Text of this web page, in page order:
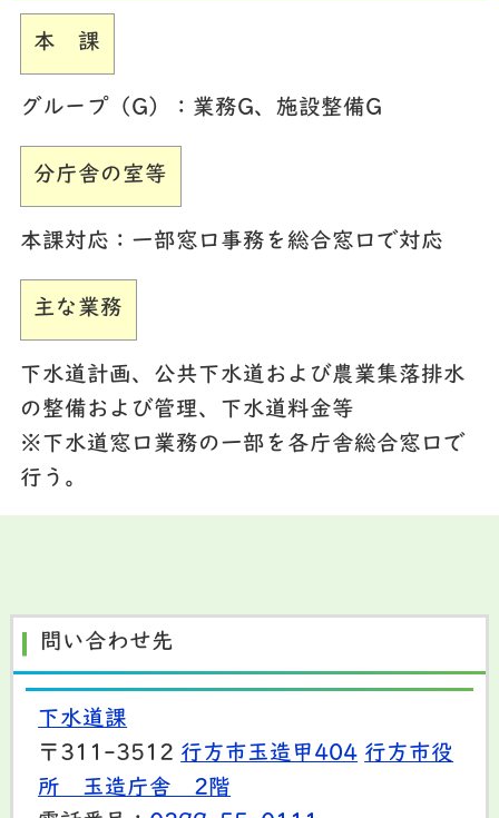
本 課
グループ（G） ：業務G、施設整備G
分庁舎の室等
本課対応：一部窓口事務を総合窓口で対応
主な業務
下水道計画、公共下水道および農業集落排水
の整備および管理、下水道料金等
※下水道窓口業務の一部を各庁舎総合窓口で
行う。
問い合わせ先
下水道課
〒311-3512 行方市玉造甲404 行方市役
所 玉造庁舎 2階